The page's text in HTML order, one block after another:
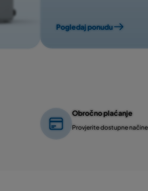
Pogledaj ponudu
Obročno plaćanje
Provjerite dostupne